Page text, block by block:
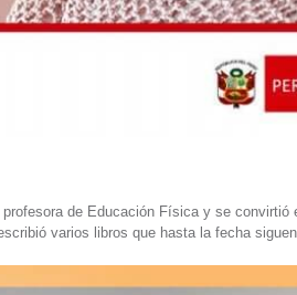
de Educación Física y se convirtió
varios libros que hasta la fecha